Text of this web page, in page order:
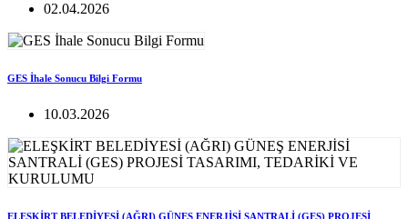
02.04.2026
GES İhale Sonucu Bilgi Formu
10.03.2026
ELEŞKİRT BELEDİYESİ (AĞRI) GÜNEŞ ENERJİSİ SANTRALİ (GES) PROJESİ